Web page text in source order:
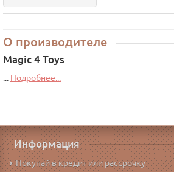
О производителе
Magic 4 Toys
... Подробнее...
Информация
Покупай в кредит или рассрочку